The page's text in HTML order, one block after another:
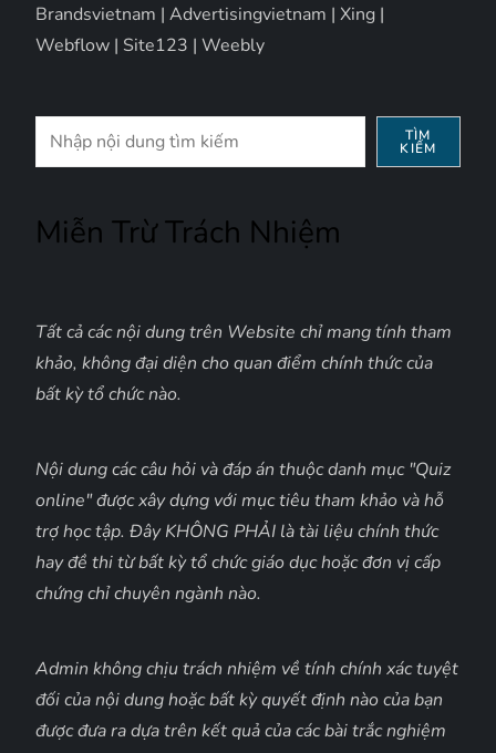
Brandsvietnam |Advertisingvietnam |Xing |
Webflow | Site123 |Weebly
Tìm
kiếm
TÌM
KIẾM
Miễn Trừ Trách Nhiệm
Tất cả các nội dung trên Website chỉ mang tính tham
khảo, không đại diện cho quan điểm chính thức của
bất kỳ tổ chức nào.
Nội dung các câu hỏi và đáp án thuộc danh mục "Quiz
online" được xây dựng với mục tiêu tham khảo và hỗ
trợ học tập. Đây KHÔNG PHẢI là tài liệu chính thức
hay đề thi từ bất kỳ tổ chức giáo dục hoặc đơn vị cấp
chứng chỉ chuyên ngành nào.
Admin không chịu trách nhiệm về tính chính xác tuyệt
đối của nội dung hoặc bất kỳ quyết định nào của bạn
được đưa ra dựa trên kết quả của các bài trắc nghiệm